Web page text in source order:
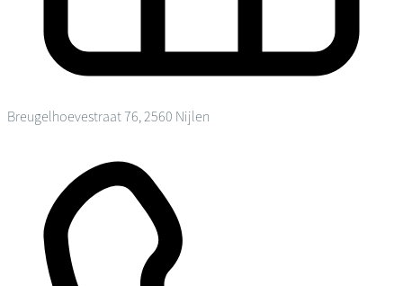
Breugelhoevestraat 76, 2560 Nijlen